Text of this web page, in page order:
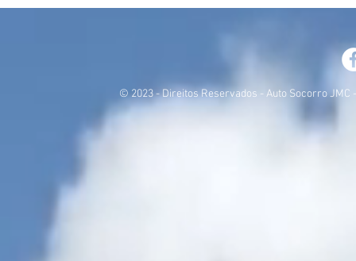
© 2023 - Direitos Reservados - Auto Socorro